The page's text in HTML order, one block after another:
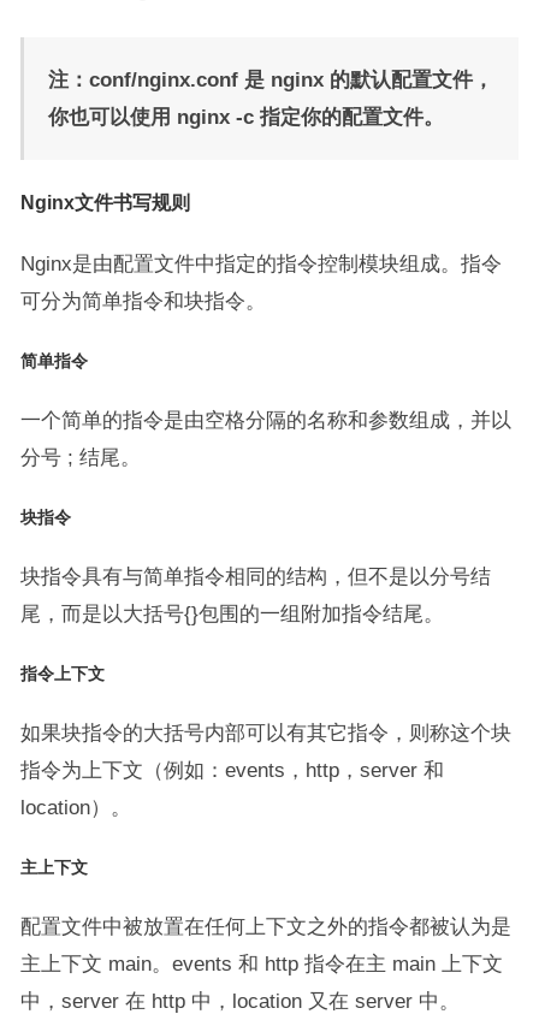
注：conf/nginx.conf 是 nginx 的默认配置文件，
你也可以使用 nginx -c 指定你的配置文件。
Nginx文件书写规则
Nginx是由配置文件中指定的指令控制模块组成。指令
可分为简单指令和块指令。
简单指令
一个简单的指令是由空格分隔的名称和参数组成，并以
分号 ; 结尾。
块指令
块指令具有与简单指令相同的结构，但不是以分号结
尾，而是以大括号{}包围的一组附加指令结尾。
指令上下文
如果块指令的大括号内部可以有其它指令，则称这个块
指令为上下文（例如：events，http，server 和
location）。
主上下文
配置文件中被放置在任何上下文之外的指令都被认为是
主上下文 main。events 和 http 指令在主 main 上下文
中，server 在 http 中，location 又在 server 中。